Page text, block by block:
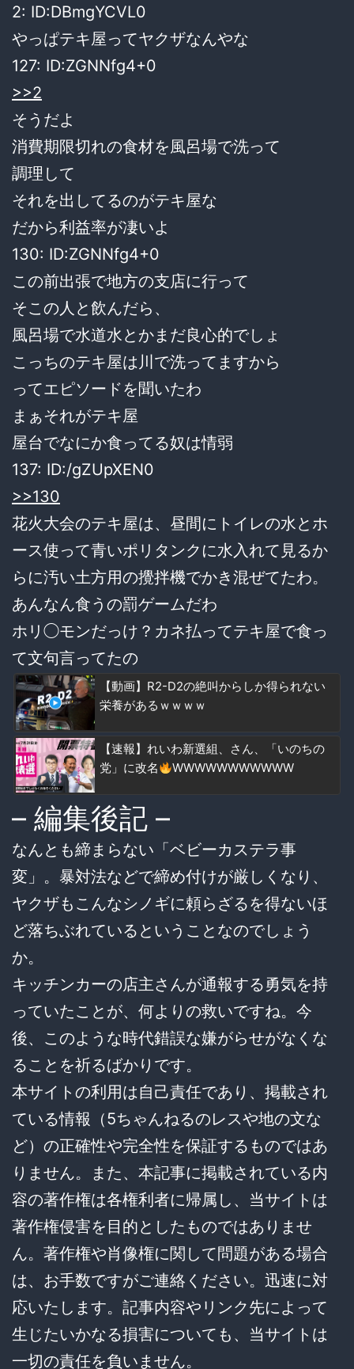
2: ID:DBmgYCVL0
やっぱテキ屋ってヤクザなんやな
127: ID:ZGNNfg4+0
>>2
そうだよ
消費期限切れの食材を風呂場で洗って
調理して
それを出してるのがテキ屋な
だから利益率が凄いよ
130: ID:ZGNNfg4+0
この前出張で地方の支店に行って
そこの人と飲んだら、
風呂場で水道水とかまだ良心的でしょ
こっちのテキ屋は川で洗ってますから
ってエピソードを聞いたわ
まぁそれがテキ屋
屋台でなにか食ってる奴は情弱
137: ID:/gZUpXEN0
>>130
花火大会のテキ屋は、昼間にトイレの水とホ
ース使って青いポリタンクに水入れて見るか
らに汚い土方用の攪拌機でかき混ぜてたわ。
あんなん食うの罰ゲームだわ
ホリ◯モンだっけ？カネ払ってテキ屋で食っ
て文句言ってたの
【動画】R2-D2の絶叫からしか得られない
栄養があるｗｗｗｗ
【速報】れいわ新選組、さん、「いのちの
党」に改名
WWWWWWWWWWW
– 編集後記 –
なんとも締まらない「ベビーカステラ事
変」。暴対法などで締め付けが厳しくなり、
ヤクザもこんなシノギに頼らざるを得ないほ
ど落ちぶれているということなのでしょう
か。
キッチンカーの店主さんが通報する勇気を持
っていたことが、何よりの救いですね。今
後、このような時代錯誤な嫌がらせがなくな
ることを祈るばかりです。
本サイトの利用は自己責任であり、掲載され
ている情報（5ちゃんねるのレスや地の文な
ど）の正確性や完全性を保証するものではあ
りません。また、本記事に掲載されている内
容の著作権は各権利者に帰属し、当サイトは
著作権侵害を目的としたものではありませ
ん。著作権や肖像権に関して問題がある場合
は、お手数ですがご連絡ください。迅速に対
応いたします。記事内容やリンク先によって
生じたいかなる損害についても、当サイトは
一切の責任を負いません。